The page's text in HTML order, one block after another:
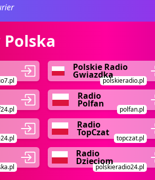
Polskie Radio
Gwiazdka
polskieradio.pl
Radio
Polfan
polfan.pl
Radio
TopCzat
topczat.pl
Radio
Dzieciom
polskieradio24.pl